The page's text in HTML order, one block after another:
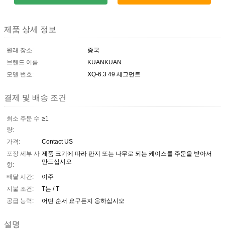
제품 상세 정보
원래 장소:
중국
브랜드 이름:
KUANKUAN
모델 번호:
XQ-6.3 49 세그먼트
결제 및 배송 조건
최소 주문 수
량:
≥1
가격:
Contact US
포장 세부 사
항:
제품 크기에 따라 판지 또는 나무로 되는 케이스를 주문을 받아서
만드십시오
배달 시간:
이주
지불 조건:
T는 / T
공급 능력:
어떤 순서 요구든지 응하십시오
설명